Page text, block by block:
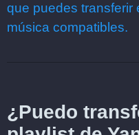
que puedes transferir
música compatibles.
¿Puedo